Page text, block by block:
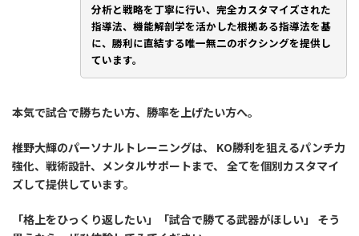
分析と戦略を丁寧に行い、完全カスタマイズされた
指導法、機能解剖学を活かした根拠ある指導法を基
に、勝利に直結する唯一無二のボクシングを提供し
ています。
本気で試合で勝ちたい方、勝率を上げたい方へ。
椎野大輝のパーソナルトレーニングは、 KO勝利を狙えるパンチ力
強化、戦術設計、メンタルサポートまで、 全てを個別カスタマイ
ズして提供しています。
「格上をひっくり返したい」「試合で勝てる武器がほしい」 そう